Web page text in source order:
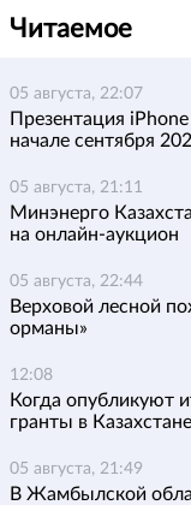
Читаемое
05 августа, 22:07
Презентация
начале сентября
05 августа, 21:11
Минэнерго
на онлайн-аукцион
05 августа, 22:44
Верховой лесной
орманы»
12:08
Когда опубликуют
гранты в Казахстане
05 августа, 21:49
В Жамбылской